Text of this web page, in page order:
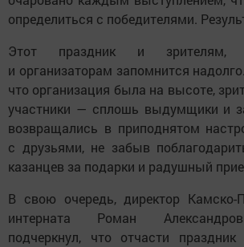
определиться с победителями.
Этот праздник и зрителям,
и организаторам запомнится
что организация была на высоте,
участники — сплошь выдумщики и
возвращались в приподнятом
с друзьями, не забыв
казанцев за подарки и радушный
В свою очередь, директор Камско-
интерната Роман
подчеркнул, что отчасти